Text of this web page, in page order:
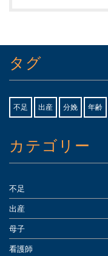
タグ
不足 出産 分娩 年齢
カテゴリー
不足
出産
母子
看護師